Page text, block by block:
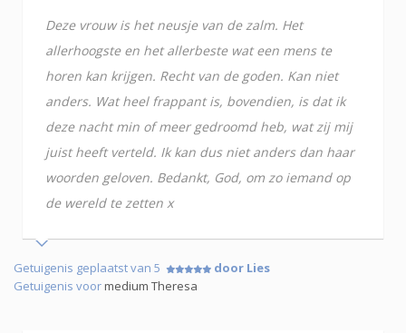
Deze vrouw is het neusje van de zalm. Het
allerhoogste en het allerbeste wat een mens te
horen kan krijgen. Recht van de goden. Kan niet
anders. Wat heel frappant is, bovendien, is dat ik
deze nacht min of meer gedroomd heb, wat zij mij
juist heeft verteld. Ik kan dus niet anders dan haar
woorden geloven. Bedankt, God, om zo iemand op
de wereld te zetten x
Getuigenis geplaatst van 5
door Lies
Getuigenis voormedium Theresa